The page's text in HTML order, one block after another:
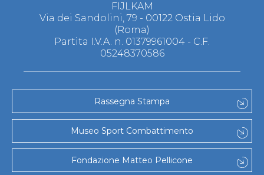
FIJLKAM
Via dei Sandolini, 79 - 00122 Ostia Lido
(Roma)
Partita I.V.A. n. 01379961004 - C.F.
05248370586
Rassegna Stampa
Museo Sport Combattimento
Fondazione Matteo Pellicone